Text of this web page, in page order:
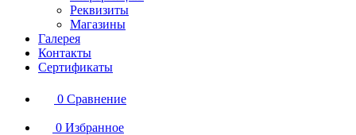
Реквизиты
Магазины
Галерея
Контакты
Сертификаты
0 Сравнение
0 Избранное